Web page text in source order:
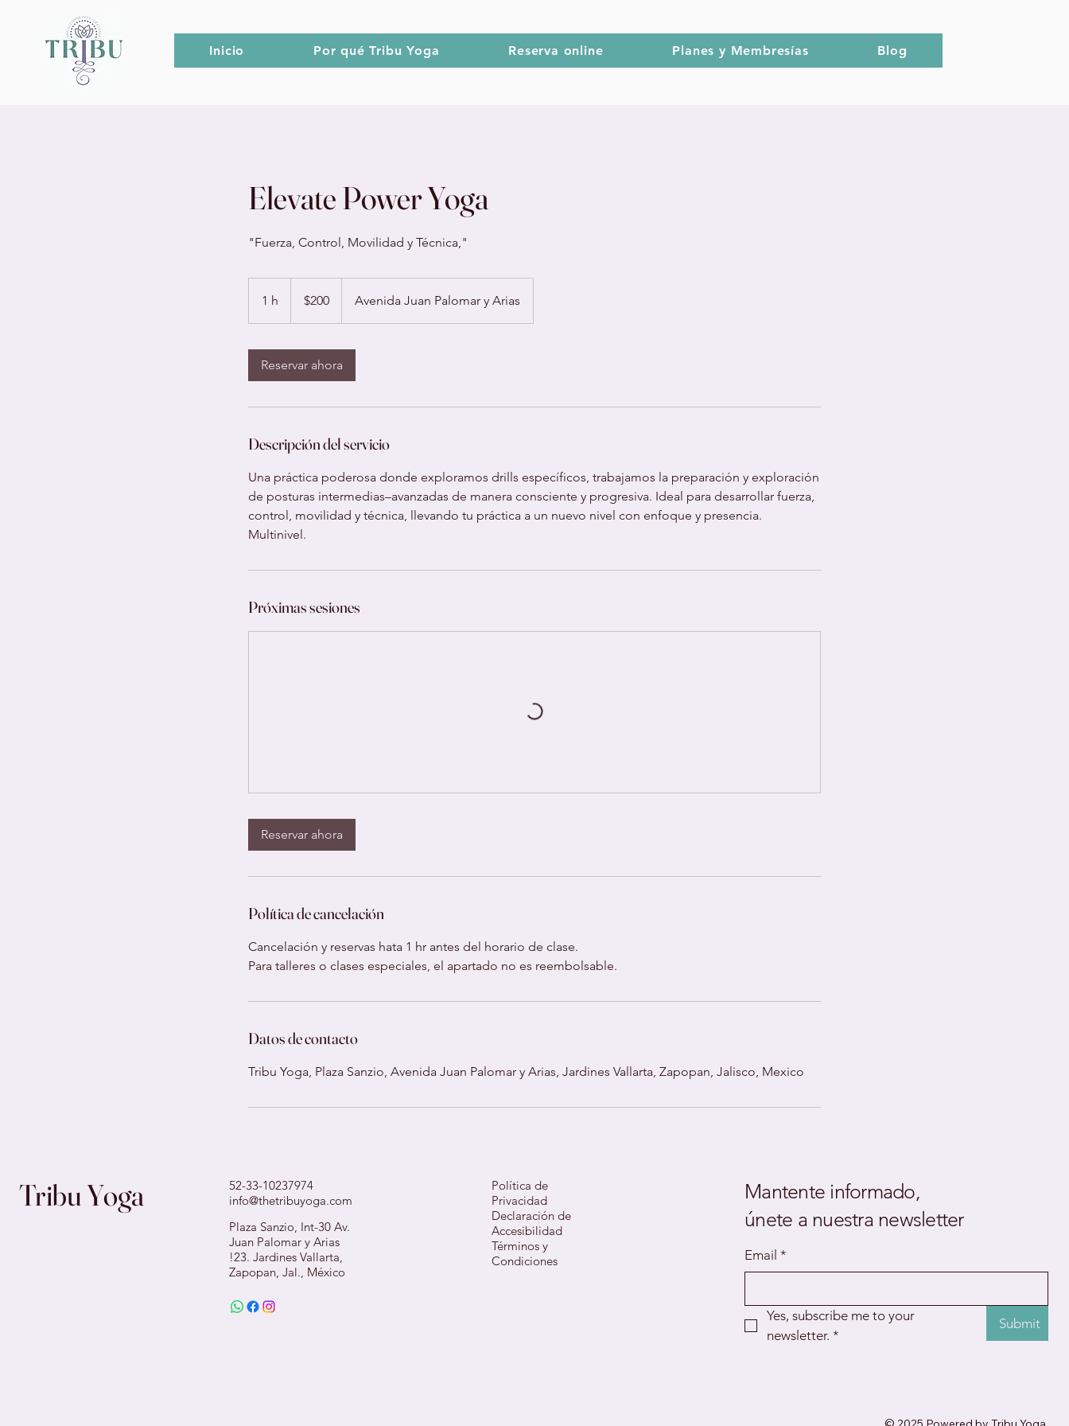
Inicio Por qué Tribu Yoga Reserva online Planes y Membresías Blog
Elevate Power Yoga
"Fuerza, Control, Movilidad y Técnica,"
1 h
mexicanos
$200 Avenida Juan Palomar y Arias
Reservar ahora
Descripción del servicio
Una práctica poderosa donde exploramos drills específicos, trabajamos la preparación y exploración
de posturas intermedias–avanzadas de manera consciente y progresiva. Ideal para desarrollar fuerza,
control, movilidad y técnica, llevando tu práctica a un nuevo nivel con enfoque y presencia.
Multinivel.
Próximas sesiones
Reservar ahora
Política de cancelación
Cancelación y reservas hata 1 hr antes del horario de clase.
Para talleres o clases especiales, el apartado no es reembolsable.
Datos de contacto
Tribu Yoga, Plaza Sanzio, Avenida Juan Palomar y Arias, Jardines Vallarta, Zapopan, Jalisco, Mexico
Tribu Yoga
52-33-10237974
info@thetribuyoga.com
Plaza Sanzio, Int-30 Av.
Juan Palomar y Arias
!23. Jardines Vallarta,
Zapopan, Jal., México
Política de
Privacidad
Declaración de
Accesibilidad
Términos y
Condiciones
Mantente informado,
únete a nuestra newsletter
Email *
Yes, subscribe me to your
newsletter. *
Submit